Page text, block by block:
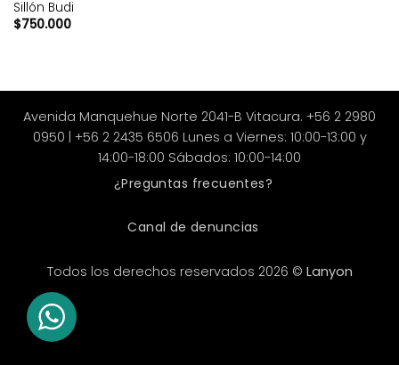
Sillón Budi
$750.000
Avenida Manquehue Norte 2041-B Vitacura. +56 2 2980
0950 | +56 2 2435 6506 Lunes a Viernes: 10:00-13:00 y
14:00-18:00 Sábados: 10:00-14:00
¿Preguntas frecuentes?
Canal de denuncias
Todos los derechos reservados 2026 © Lanyon